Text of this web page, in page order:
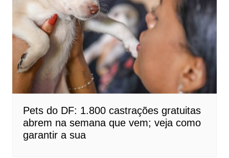
Pets do DF: 1.800 castrações gratuitas
abrem na semana que vem; veja como
garantir a sua